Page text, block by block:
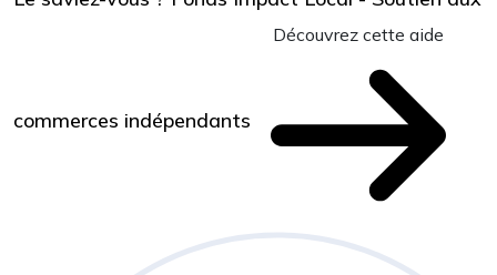
commerces indépendants
Découvrez cette aide